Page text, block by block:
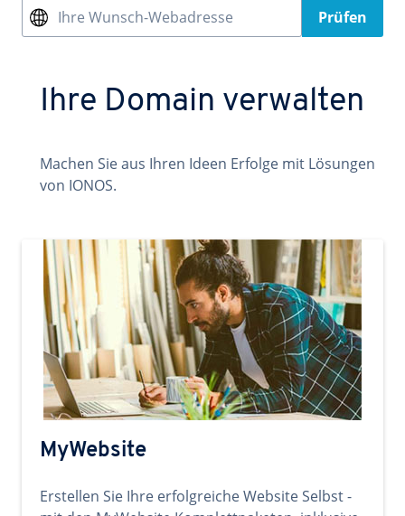
Ihre Wunsch-Webadresse Prüfen
Ihre Domain verwalten
Machen Sie aus Ihren Ideen Erfolge mit Lösungen
von IONOS.
MyWebsite
Erstellen Sie Ihre erfolgreiche Website Selbst -